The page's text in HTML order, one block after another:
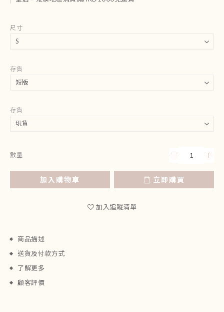
尺寸
存貨
存貨
數量
加入購物車 立即購買
加入追蹤清單
商品描述
送貨及付款方式
了解更多
顧客評價